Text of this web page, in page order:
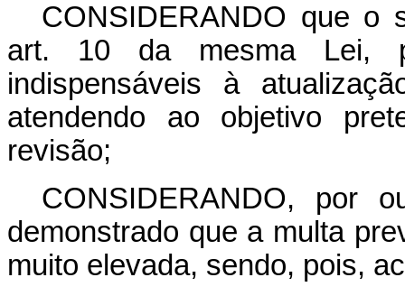
CONSIDERANDO que o
art. 10 da mesma Lei,
indispensáveis à
atendendo ao objetivo
revisão;
CONSIDERANDO, por
demonstrado que a multa
muito elevada, sendo, pois,